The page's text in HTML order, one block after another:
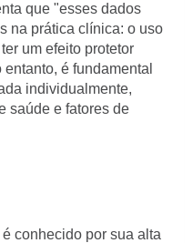
que "esses dados
na prática clínica: o uso
um efeito protetor
é fundamental
individualmente,
saúde e fatores de
conhecido por sua alta